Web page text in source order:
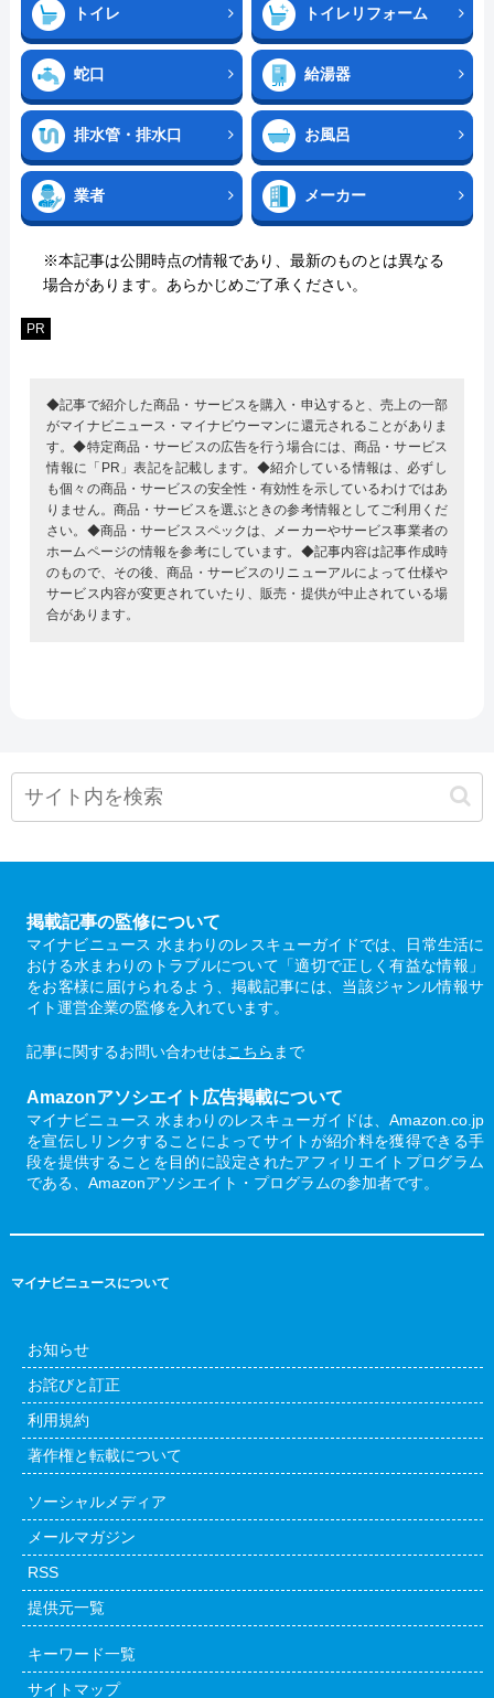
トイレ トイレリフォーム
蛇口 給湯器
排水管・排水口 お風呂
業者 メーカー
※本記事は公開時点の情報であり、最新のものとは異なる
場合があります。あらかじめご了承ください。
PR
◆記事で紹介した商品・サービスを購入・申込すると、売上の一部
がマイナビニュース・マイナビウーマンに還元されることがありま
す。◆特定商品・サービスの広告を行う場合には、商品・サービス
情報に「PR」表記を記載します。◆紹介している情報は、必ずし
も個々の商品・サービスの安全性・有効性を示しているわけではあ
りません。商品・サービスを選ぶときの参考情報としてご利用くだ
さい。◆商品・サービススペックは、メーカーやサービス事業者の
ホームページの情報を参考にしています。◆記事内容は記事作成時
のもので、その後、商品・サービスのリニューアルによって仕様や
サービス内容が変更されていたり、販売・提供が中止されている場
合があります。
掲載記事の監修について
マイナビニュース 水まわりのレスキューガイドでは、日常生活に
おける水まわりのトラブルについて「適切で正しく有益な情報」
をお客様に届けられるよう、掲載記事には、当該ジャンル情報サ
イト運営企業の監修を入れています。
記事に関するお問い合わせはこちら まで
Amazonアソシエイト広告掲載について
マイナビニュース 水まわりのレスキューガイドは、Amazon.co.jp
を宣伝しリンクすることによってサイトが紹介料を獲得できる手
段を提供することを目的に設定されたアフィリエイトプログラム
である、Amazonアソシエイト・プログラムの参加者です。
マイナビニュースについて
お知らせ
お詫びと訂正
利用規約
著作権と転載について
ソーシャルメディア
メールマガジン
RSS
提供元一覧
キーワード一覧
サイトマップ